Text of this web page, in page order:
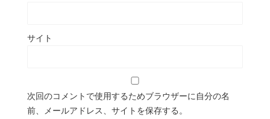
サイト
次回のコメントで使用するためブラウザーに自分の名
前、メールアドレス、サイトを保存する。